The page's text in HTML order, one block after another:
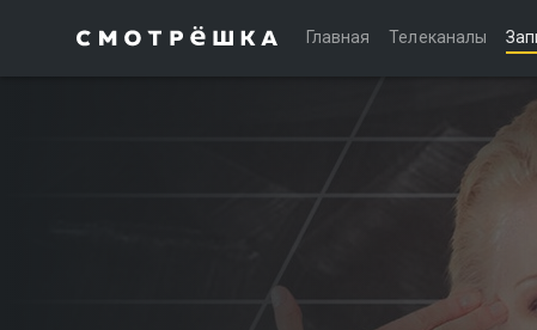
Главная Телеканалы